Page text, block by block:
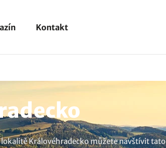
Kontakt
Královéhradecko můžete navštívit tato